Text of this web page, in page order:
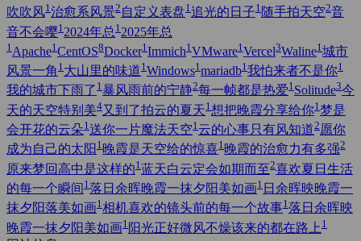
吹吹风1 治愈系风景2 自定义表盘1 追光的日子1 随手拍天空2音
音不会嘤1 2024年总 1 2025年总
1 Apache1 CentOS8Docker1 Immich1 VMware1 Vercel3Waline1 城市
风景一角 1 大山里的味道1 Windows1 mariadb1 我怕来者不是你1
我的城市下雨了 1暴风雨前的宁静2每一帧都是热爱1Solitude3今
天的天空特别美4又到了拍云的夏天1 想把晚霞分享给你1 梦是
会开花的云朵1 送你一片魔法天空1 云的心事只有风知道2愿你
成为自己的太阳 1晚霞是天空给的惊喜1晚霞的治愈力有多强2
原来梦回高中是这样的1 蓝天白云定会如期而至2喜欢夏日生活
的每一个瞬间 1 落日余晖晚霞一抹夕阳美如画1 日余晖映晚霞一
抹夕阳落美如画1相机喜欢的镜头前的每一个故事1落日余晖映
晚霞一抹夕阳美如画1 阳光正好微风不燥该来的都在路上 1